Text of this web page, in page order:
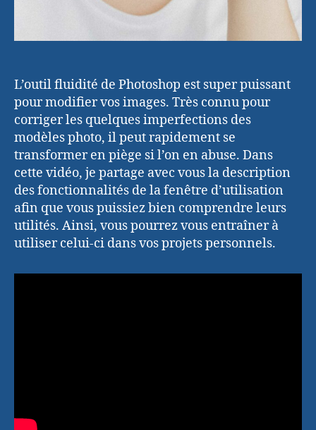
L’outil fluidité de Photoshop est super puissant
pour modifier vos images. Très connu pour
corriger les quelques imperfections des
modèles photo, il peut rapidement se
transformer en piège si l’on en abuse. Dans
cette vidéo, je partage avec vous la description
des fonctionnalités de la fenêtre d’utilisation
afin que vous puissiez bien comprendre leurs
utilités. Ainsi, vous pourrez vous entraîner à
utiliser celui-ci dans vos projets personnels.